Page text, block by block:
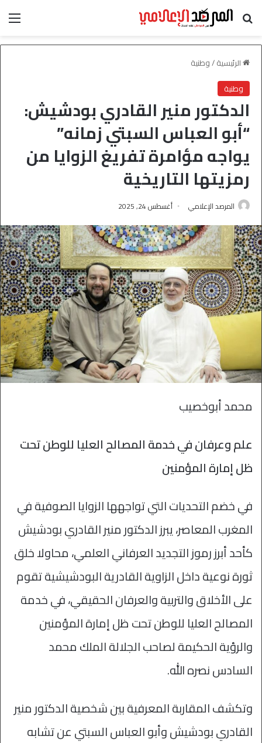
بحث عن
الرئيسية/وطنية
وطنية
الدكتور منير القادري بودشيش:
“أبو العباس السبتي زمانه”
يواجه مؤامرة تفريغ الزوايا من
رمزيتها التاريخية
المرصد الإعلامي أغسطس 24, 2025
محمد أبوخصيب
علم وعرفان في خدمة المصالح العليا للوطن تحت
ظل إمارة المؤمنين
في خضم التحديات التي تواجهها الزوايا الصوفية في
المغرب المعاصر، يبرز الدكتور منير القادري بودشيش
كأحد أبرز رموز التجديد العرفاني العلمي، محاولا خلق
ثورة نوعية داخل الزاوية القادرية البودشيشية تقوم
على الأخلاق والتربية والعرفان الحقيقي، في خدمة
المصالح العليا للوطن تحت ظل إمارة المؤمنين
والرؤية الحكيمة لصاحب الجلالة الملك محمد
السادس نصره الله.
وتكشف المقاربة المعرفية بين شخصية الدكتور منير
القادري بودشيش وأبو العباس السبتي عن تشابه